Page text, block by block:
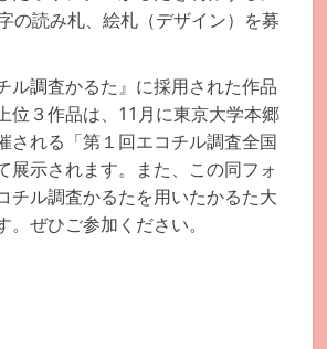
の読み札、絵札（デザイン）を募
ル調査かるた』に採用された作品
位３作品は、11月に東京大学本郷
される「第１回エコチル調査全国
展示されます。また、この同フォ
チル調査かるたを用いたかるた大
。ぜひご参加ください。